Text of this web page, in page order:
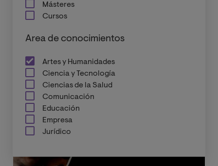
Másteres
Cursos
Area de conocimientos
Artes y Humanidades
Ciencia y Tecnología
Ciencias de la Salud
Comunicación
Educación
Empresa
Jurídico